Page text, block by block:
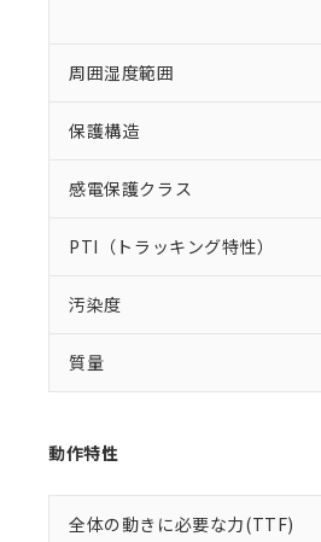
周囲湿度範囲
保護構造
感電保護クラス
PTI（トラッキング特性）
汚染度
質量
動作特性
全体の動きに必要な力(TTF)